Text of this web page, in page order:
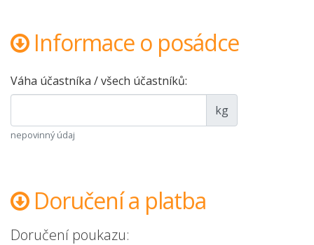
Informace o posádce
Váha účastníka / všech účastníků:
kg
nepovinný údaj
Doručení a platba
Doručení poukazu: